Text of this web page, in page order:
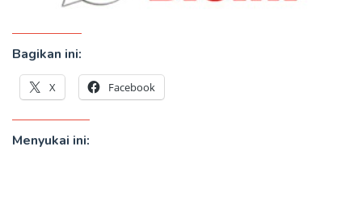
Bagikan ini:
X Facebook
Menyukai ini: